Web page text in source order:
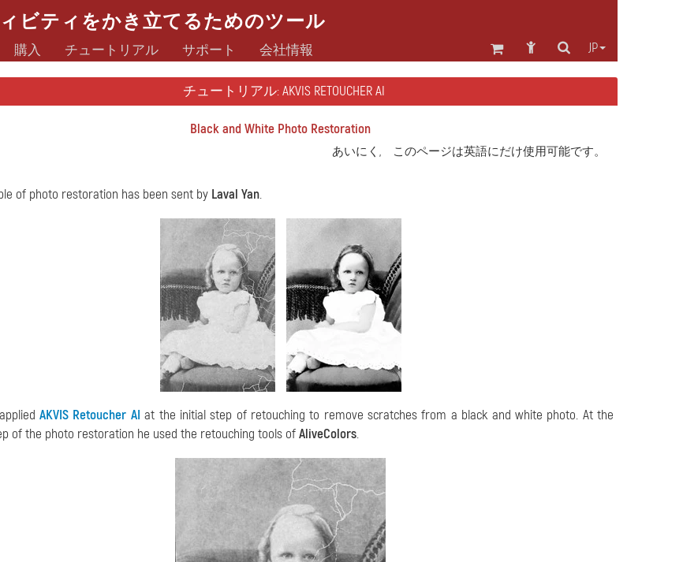
ビティをかき立てるためのツール
JP
購入 チュートリアル サポート 会社情報
チュートリアル: AKVIS RETOUCHER AI
Black and White Photo Restoration
あいにく, このページは英語にだけ使用可能です。
of photo restoration has been sent by Laval Yan.
AKVIS Retoucher AI at the initial step of retouching to remove scratches from a black and white photo. At the
of the photo restoration he used the retouching tools ofAliveColors.